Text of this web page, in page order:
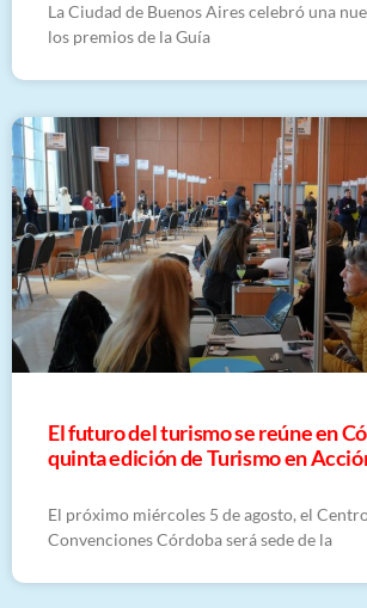
La Ciudad de Buenos Aires celebró una
los premios de la Guía
El futuro del turismo se reúne en
quinta edición de Turismo en
El próximo miércoles 5 de agosto, el
Convenciones Córdoba será sede de la